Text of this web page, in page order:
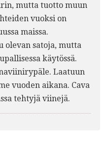
mutta tuotto muun
vuoksi on
maissa.
olevan satoja, mutta
käytössä.
Laatuun
vuoden aikana. Cava
tehtyjä viinejä.